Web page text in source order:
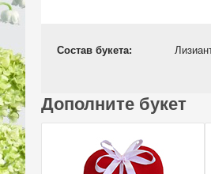
Состав букета:
Дополните букет